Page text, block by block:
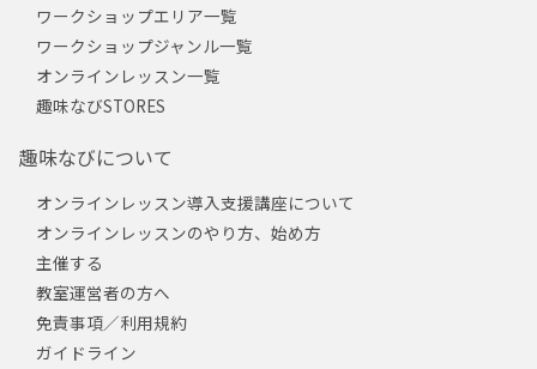
ワークショップエリア一覧
ワークショップジャンル一覧
オンラインレッスン一覧
趣味なびSTORES
趣味なびについて
オンラインレッスン導入支援講座について
オンラインレッスンのやり方、始め方
主催する
教室運営者の方へ
免責事項／利用規約
ガイドライン